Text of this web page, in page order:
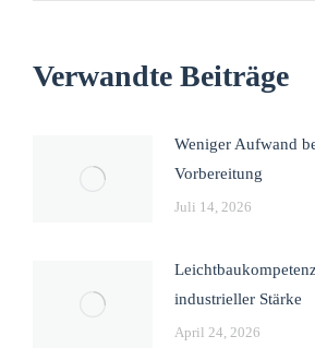
Verwandte Beiträge
Weniger Aufwand
Vorbereitung
Juli 14, 2026
industrieller Stärke
April 24, 2026